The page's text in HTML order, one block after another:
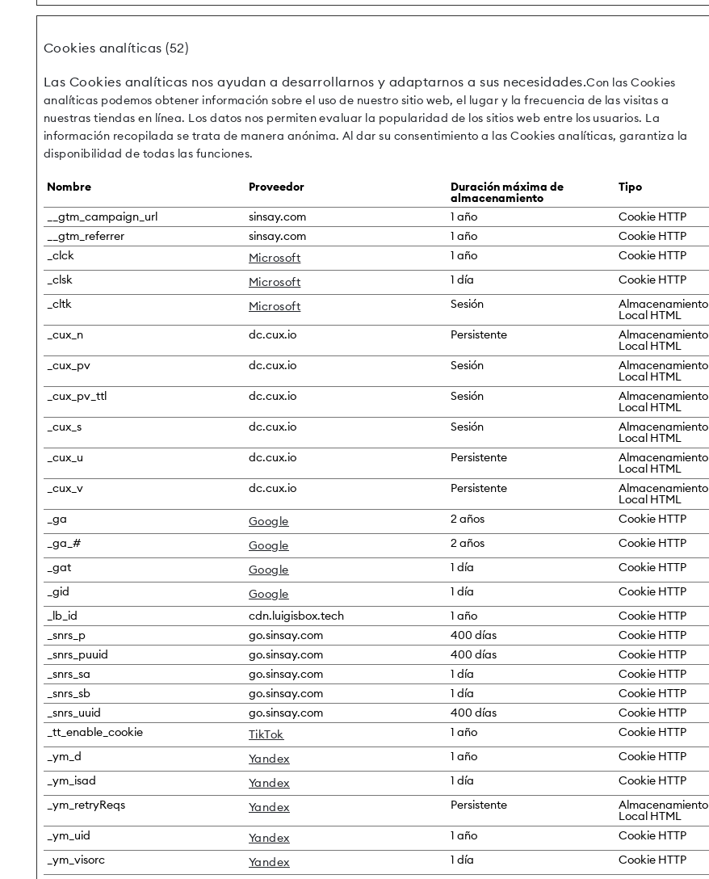
Cookies analíticas (52)
Las Cookies analíticas nos ayudan a desarrollarnos y adaptarnos a sus necesidades.Con las Cookies
analíticas podemos obtener información sobre el uso de nuestro sitio web, el lugar y la frecuencia de las visitas a
nuestras tiendas en línea. Los datos nos permiten evaluar la popularidad de los sitios web entre los usuarios. La
información recopilada se trata de manera anónima. Al dar su consentimiento a las Cookies analíticas, garantiza la
disponibilidad de todas las funciones.
Nombre Proveedor Duración máxima de
almacenamiento
Tipo
__gtm_campaign_url sinsay.com 1 año
Cookie HTTP
__gtm_referrer
sinsay.com 1 año
Cookie HTTP
_clck
Microsoft 1 año
Cookie HTTP
_clsk
Microsoft 1 día
Cookie HTTP
_cltk
Microsoft Sesión Almacenamiento
Local HTML
_cux_n
dc.cux.io Persistente Almacenamiento
Local HTML
_cux_pv
dc.cux.io Sesión Almacenamiento
Local HTML
_cux_pv_ttl
dc.cux.io Sesión Almacenamiento
Local HTML
_cux_s
dc.cux.io Sesión Almacenamiento
Local HTML
_cux_u
dc.cux.io Persistente Almacenamiento
Local HTML
_cux_v
dc.cux.io Persistente Almacenamiento
Local HTML
_ga
Google 2 años
Cookie HTTP
_ga_#
Google 2 años
Cookie HTTP
_gat
Google 1 día
Cookie HTTP
_gid
Google 1 día
Cookie HTTP
_lb_id
cdn.luigisbox.tech 1 año
Cookie HTTP
_snrs_p
go.sinsay.com 400 días
Cookie HTTP
_snrs_puuid
go.sinsay.com 400 días
Cookie HTTP
_snrs_sa
go.sinsay.com 1 día
Cookie HTTP
_snrs_sb
go.sinsay.com 1 día
Cookie HTTP
_snrs_uuid
go.sinsay.com 400 días
Cookie HTTP
_tt_enable_cookie
TikTok 1 año
Cookie HTTP
_ym_d
Yandex 1 año
Cookie HTTP
_ym_isad
Yandex 1 día
Cookie HTTP
_ym_retryReqs
Yandex Persistente Almacenamiento
Local HTML
_ym_uid
Yandex 1 año
Cookie HTTP
_ym_visorc
Yandex 1 día
Cookie HTTP